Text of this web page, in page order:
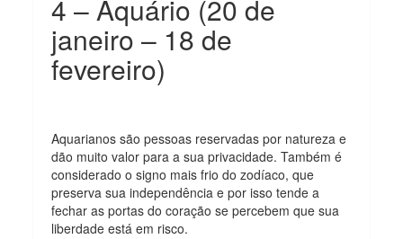
4 – Aquário (20 de
janeiro – 18 de
fevereiro)
Aquarianos são pessoas reservadas por natureza e
dão muito valor para a sua privacidade. Também é
considerado o signo mais frio do zodíaco, que
preserva sua independência e por isso tende a
fechar as portas do coração se percebem que sua
liberdade está em risco.